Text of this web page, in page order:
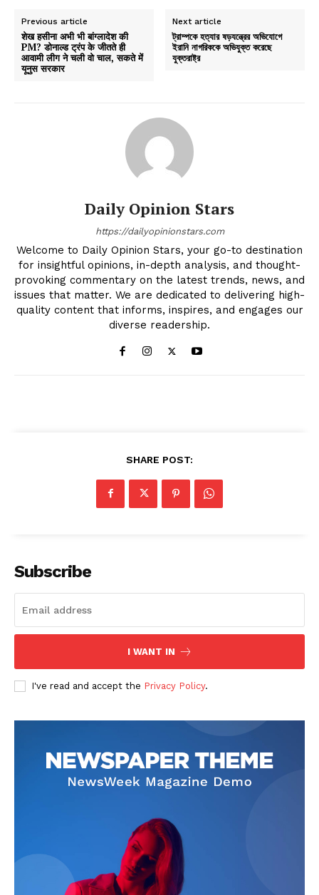
Previous article
शेख हसीना अभी भी बांग्लादेश की
PM? डोनाल्ड ट्रंप के जीतते ही
आवामी लीग ने चली वो चाल, सकते में
यूनुस सरकार
Next article
ট্রাম্পকে হত্যার ষড়যন্ত্রের অভিযোগে
ইরানি নাগরিককে অভিযুক্ত করেছে
যুক্তরাষ্ট্র
Daily Opinion Stars
https://dailyopinionstars.com
Welcome to Daily Opinion Stars, your go-to destination
for insightful opinions, in-depth analysis, and thought-
provoking commentary on the latest trends, news, and
issues that matter. We are dedicated to delivering high-
quality content that informs, inspires, and engages our
diverse readership.
SHARE POST:
Subscribe
I WANT IN
I've read and accept the Privacy Policy.